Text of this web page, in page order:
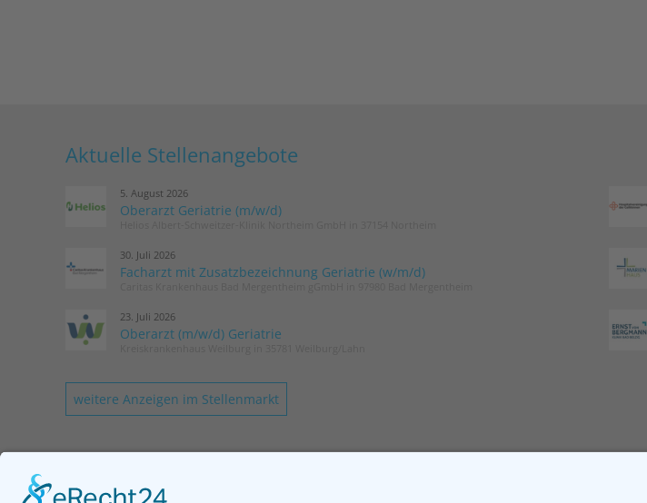
Aktuelle Stellenangebote
5. August 2026
Oberarzt Geriatrie (m/w/d)
30. Juli 2026
Facharzt mit Zusatzbezeichnung Geriatrie (w/m/d)
23. Juli 2026
Oberarzt (m/w/d) Geriatrie
weitere Anzeigen im Stellenmarkt